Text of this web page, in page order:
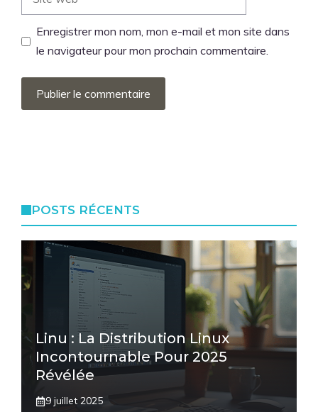
Enregistrer mon nom, mon e-mail et mon site dans
le navigateur pour mon prochain commentaire.
POSTS RÉCENTS
Linu : La Distribution Linux
Incontournable Pour 2025
Révélée
9 juillet 2025